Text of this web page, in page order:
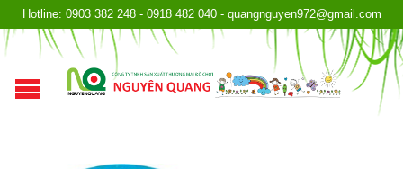
Hotline: 0903 382 248 - 0918 482 040 - quangnguyen972@gmail.com